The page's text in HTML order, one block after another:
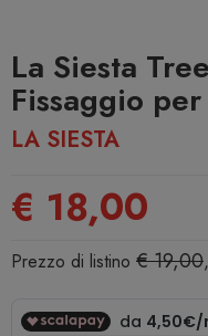
La Siesta
Fissaggio
LA SIESTA
€ 18,00
Prezzo di listino € 19,00